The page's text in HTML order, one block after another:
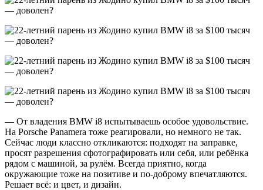
— От владения BMW i8 испытываешь особое удовольствие.
На Porsche Panamera тоже реагировали, но немного не так.
Сейчас люди классно откликаются: подходят на заправке,
просят разрешения сфотографировать или себя, или ребёнка
рядом с машиной, за рулём. Всегда приятно, когда
окружающие тоже на позитиве и по-доброму впечатляются.
Решает всё: и цвет, и дизайн.